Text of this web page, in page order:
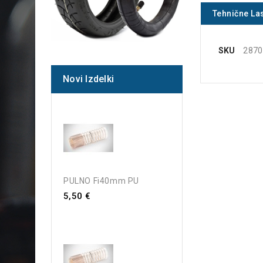
Novi Izdelki
PULNO Fi40mm PU
5,50 €
Tehnične
SKU 2870